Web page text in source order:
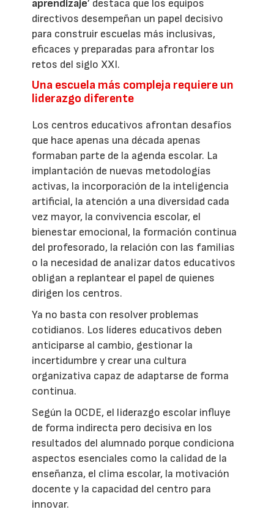
aprendizaje’ destaca que los equipos
directivos desempeñan un papel decisivo
para construir escuelas más inclusivas,
eficaces y preparadas para afrontar los
retos del siglo XXI.
Una escuela más compleja requiere un
liderazgo diferente
Los centros educativos afrontan desafíos
que hace apenas una década apenas
formaban parte de la agenda escolar. La
implantación de nuevas metodologías
activas, la incorporación de la inteligencia
artificial, la atención a una diversidad cada
vez mayor, la convivencia escolar, el
bienestar emocional, la formación continua
del profesorado, la relación con las familias
o la necesidad de analizar datos educativos
obligan a replantear el papel de quienes
dirigen los centros.
Ya no basta con resolver problemas
cotidianos. Los líderes educativos deben
anticiparse al cambio, gestionar la
incertidumbre y crear una cultura
organizativa capaz de adaptarse de forma
continua.
Según la OCDE, el liderazgo escolar influye
de forma indirecta pero decisiva en los
resultados del alumnado porque condiciona
aspectos esenciales como la calidad de la
enseñanza, el clima escolar, la motivación
docente y la capacidad del centro para
innovar.